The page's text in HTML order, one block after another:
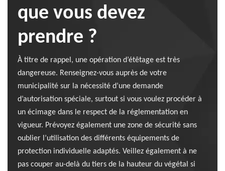
que vous devez
prendre ?
À titre de rappel, une opération d’étêtage est très
dangereuse. Renseignez-vous auprès de votre
municipalité sur la nécessité d’une demande
d’autorisation spéciale, surtout si vous voulez procéder à
un écimage dans le respect de la réglementation en
vigueur. Prévoyez également une zone de sécurité sans
oublier l’utilisation des différents équipements de
protection individuelle adaptés. Veillez également à ne
pas couper au-delà du tiers de la hauteur du végétal si